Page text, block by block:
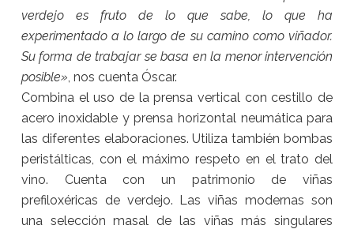
verdejo es fruto de lo que sabe, lo que ha
experimentado a lo largo de su camino como viñador.
Su forma de trabajar se basa en la menor intervención
posible» , nos cuenta Óscar.
Combina el uso de la prensa vertical con cestillo de
acero inoxidable y prensa horizontal neumática para
las diferentes elaboraciones. Utiliza también bombas
peristálticas, con el máximo respeto en el trato del
vino. Cuenta con un patrimonio de viñas
prefiloxéricas de verdejo. Las viñas modernas son
una selección masal de las viñas más singulares